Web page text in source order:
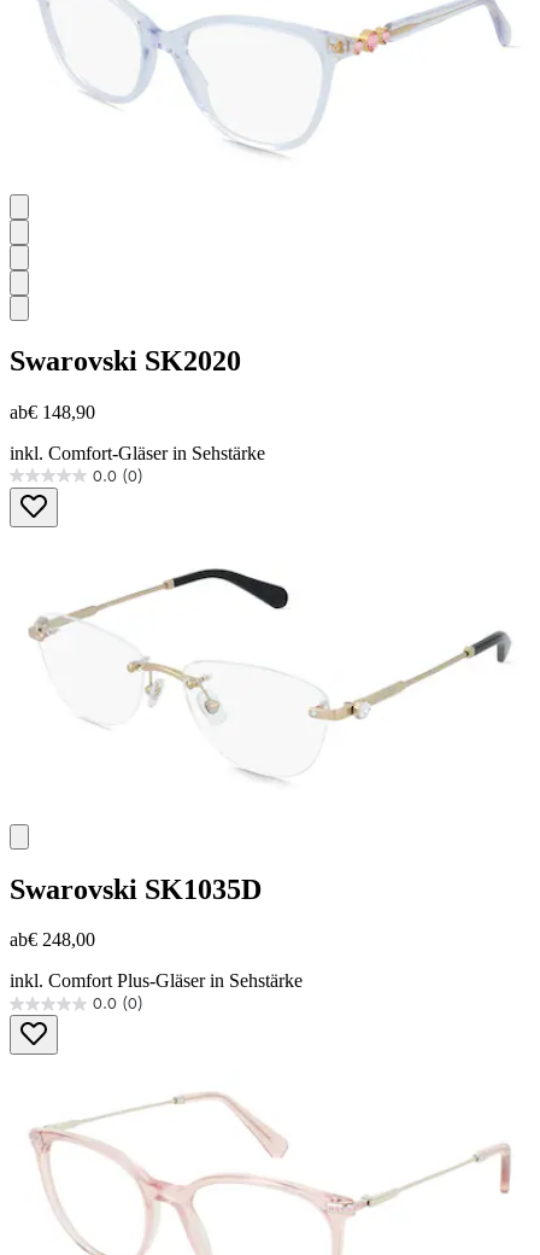
Swarovski SK2020
ab€ 148,90
inkl. Comfort-Gläser in Sehstärke
0.0 (0)
0.0
von
5
Swarovski SK1035D
ab€ 248,00
inkl. Comfort Plus-Gläser in Sehstärke
0.0 (0)
0.0
von
5